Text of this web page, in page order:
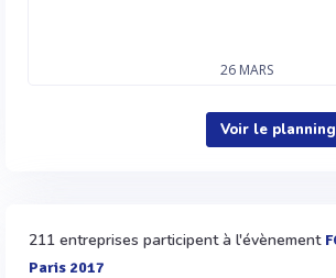
26 MARS
Voir le
211 entreprises participent à l'évènement
Paris 2017